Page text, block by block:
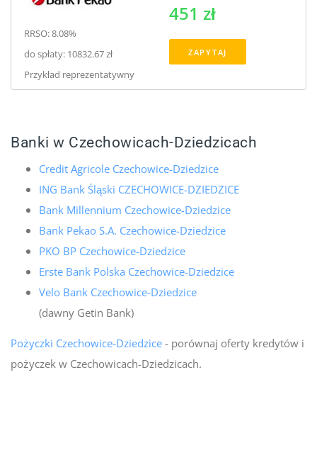
RRSO: 8.08%
do spłaty: 10832.67 zł
Przykład reprezentatywny
451 zł
ZAPYTAJ
Banki w Czechowicach-Dziedzicach
Credit Agricole Czechowice-Dziedzice
ING Bank Śląski CZECHOWICE-DZIEDZICE
Bank Millennium Czechowice-Dziedzice
Bank Pekao S.A. Czechowice-Dziedzice
PKO BP Czechowice-Dziedzice
Erste Bank Polska Czechowice-Dziedzice
Velo Bank Czechowice-Dziedzice
(dawny Getin Bank)
Pożyczki Czechowice-Dziedzice- porównaj oferty kredytów i
pożyczek w Czechowicach-Dziedzicach.